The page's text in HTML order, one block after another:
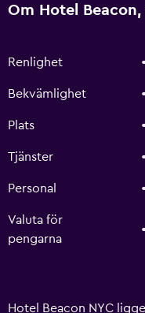
Om Hotel Beacon,
Renlighet
Bekvämlighet
Plats
Tjänster
Personal
Valuta för
pengarna
Hotel Beacon NYC